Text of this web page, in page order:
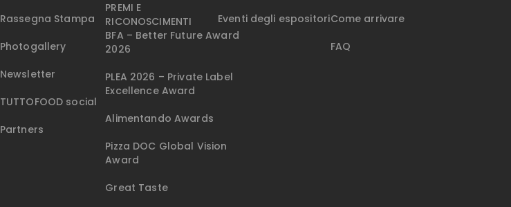
Rassegna Stampa
Photogallery
Newsletter
TUTTOFOOD social
Partners
PREMI E
RICONOSCIMENTI
BFA – Better Future Award
2026
PLEA 2026 – Private Label
Excellence Award
Alimentando Awards
Pizza DOC Global Vision
Award
Great Taste
Eventi degli espositoriCome arrivare
FAQ